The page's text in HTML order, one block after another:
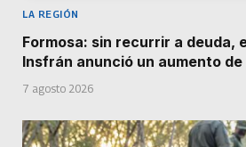
LA REGIÓN
Formosa: sin recurrir a deuda,
Insfrán anunció un aumento de
7 agosto 2026